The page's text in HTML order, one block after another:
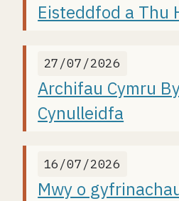
Eisteddfod a Thu
27/07/2026
Archifau Cymru
Cynulleidfa
16/07/2026
Mwy o